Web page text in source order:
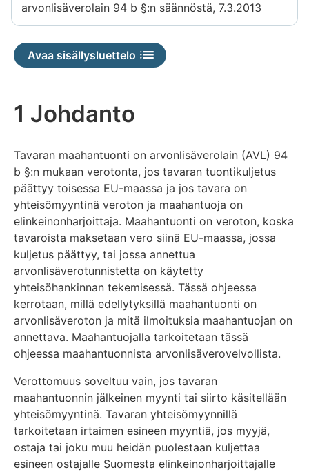
arvonlisäverolain 94 b §:n säännöstä, 7.3.2013
Avaa sisällysluettelo
1 Johdanto
Tavaran maahantuonti on arvonlisäverolain (AVL) 94
b §:n mukaan verotonta, jos tavaran tuontikuljetus
päättyy toisessa EU-maassa ja jos tavara on
yhteisömyyntinä veroton ja maahantuoja on
elinkeinonharjoittaja. Maahantuonti on veroton, koska
tavaroista maksetaan vero siinä EU-maassa, jossa
kuljetus päättyy, tai jossa annettua
arvonlisäverotunnistetta on käytetty
yhteisöhankinnan tekemisessä. Tässä ohjeessa
kerrotaan, millä edellytyksillä maahantuonti on
arvonlisäveroton ja mitä ilmoituksia maahantuojan on
annettava. Maahantuojalla tarkoitetaan tässä
ohjeessa maahantuonnista arvonlisäverovelvollista.
Verottomuus soveltuu vain, jos tavaran
maahantuonnin jälkeinen myynti tai siirto käsitellään
yhteisömyyntinä. Tavaran yhteisömyynnillä
tarkoitetaan irtaimen esineen myyntiä, jos myyjä,
ostaja tai joku muu heidän puolestaan kuljettaa
esineen ostajalle Suomesta elinkeinonharjoittajalle